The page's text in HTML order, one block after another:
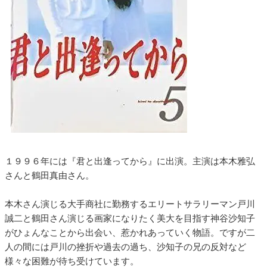
１９９６年には『君と出逢ってから』に出演。主演は本木雅弘
さんと鶴田真由さん。
本木さん演じる大手商社に勤務するエリートサラリーマン戸川
誠二と鶴田さん演じる画家になりたく美大を目指す神谷沙知子
がひょんなことから出会い、惹かれあっていく物語。ですが二
人の間には戸川の挫折や過去の過ち、沙知子の兄の反対など
様々な困難が待ち受けています。